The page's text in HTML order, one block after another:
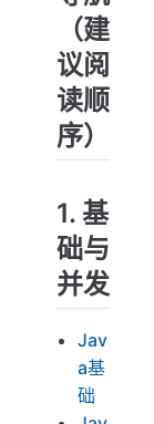
（建
议阅
读顺
序）
1. 基
础与
并发
Jav
a基
础